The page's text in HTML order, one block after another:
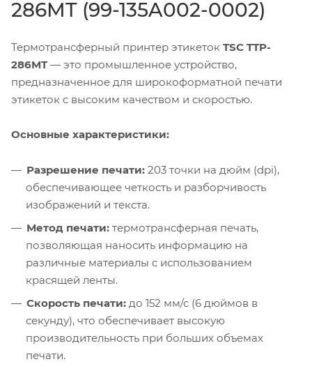
286MT (99-135A002-0002)
Термотрансферный принтер этикеток TSC TTP-
286MT— это промышленное устройство,
предназначенное для широкоформатной печати
этикеток с высоким качеством и скоростью.
Основные характеристики:
Разрешение печати: 203 точки на дюйм (dpi),
обеспечивающее четкость и разборчивость
изображений и текста.
Метод печати: термотрансферная печать,
позволяющая наносить информацию на
различные материалы с использованием
красящей ленты.
Скорость печати: до 152 мм/с (6 дюймов в
секунду), что обеспечивает высокую
производительность при больших объемах
печати.